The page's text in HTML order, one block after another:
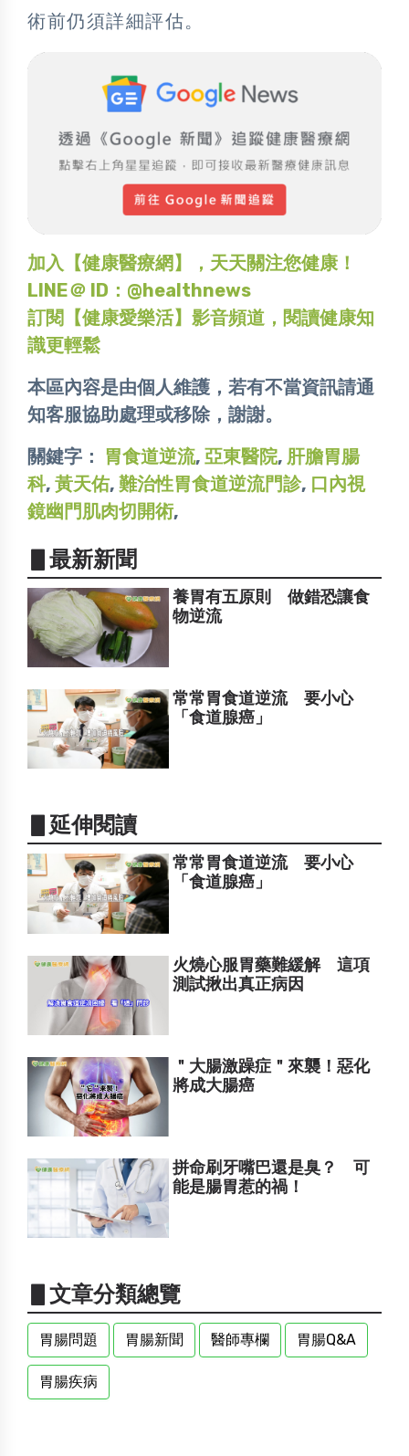
術前仍須詳細評估。
加入【健康醫療網】，天天關注您健康！
LINE＠ ID：@healthnews
訂閱【健康愛樂活】影音頻道，閱讀健康知
識更輕鬆
本區內容是由個人維護，若有不當資訊請通
知客服協助處理或移除，謝謝。
關鍵字： 胃食道逆流, 亞東醫院, 肝膽胃腸
科, 黃天佑, 難治性胃食道逆流門診, 口內視
鏡幽門肌肉切開術,
▋最新新聞
養胃有五原則 做錯恐讓食
物逆流
常常胃食道逆流 要小心
「食道腺癌」
▋延伸閱讀
常常胃食道逆流 要小心
「食道腺癌」
火燒心服胃藥難緩解 這項
測試揪出真正病因
＂大腸激躁症＂來襲！惡化
將成大腸癌
拼命刷牙嘴巴還是臭？ 可
能是腸胃惹的禍！
▋文章分類總覽
胃腸問題 胃腸新聞 醫師專欄 胃腸Q&A
胃腸疾病